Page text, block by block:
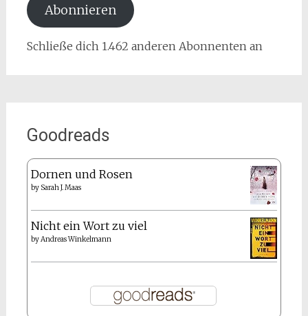
Abonnieren
Schließe dich 1.462 anderen Abonnenten an
Goodreads
Dornen und Rosen
by Sarah J. Maas
Nicht ein Wort zu viel
byAndreas Winkelmann